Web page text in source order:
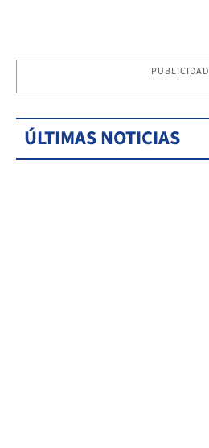
PUBLICIDAD
ÚLTIMAS NOTICIAS